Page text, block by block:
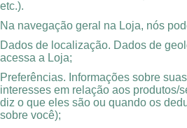
etc.).
Na navegação geral na Loja, nós
Dados de localização. Dados de
acessa a Loja;
Preferências. Informações sobre
interesses em relação aos produtos/
diz o que eles são ou quando os
sobre você);